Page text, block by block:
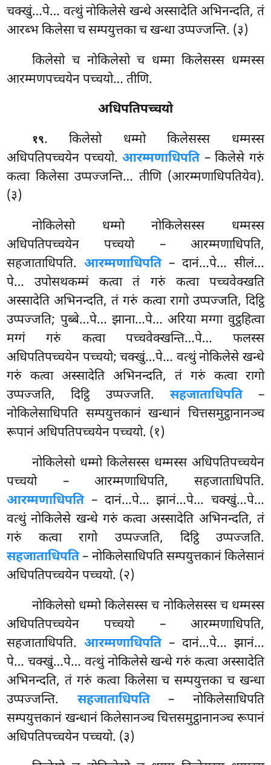
चक्खुं…पे… वत्थुं नोकिलेसे खन्धे अस्सादेति अभिनन्दति, तं
आरब्भ किलेसा च सम्पयुत्तका च खन्धा उप्पज्जन्ति. (३)
किलेसो च नोकिलेसो च धम्मा किलेसस्स धम्मस्स
आरम्मणपच्चयेन पच्चयो… तीणि.
अधिपतिपच्चयो
१९. किलेसो धम्मो किलेसस्स धम्मस्स
अधिपतिपच्चयेन पच्चयो.आरम्मणाधिपति– किलेसे गरुं
कत्वा किलेसा उप्पज्जन्ति… तीणि (आरम्मणाधिपतियेव).
(३)
नोकिलेसो धम्मो नोकिलेसस्स धम्मस्स
अधिपतिपच्चयेन पच्चयो – आरम्मणाधिपति,
सहजाताधिपति.आरम्मणाधिपति– दानं…पे… सीलं…
पे… उपोसथकम्मं कत्वा तं गरुं कत्वा पच्चवेक्खति
अस्सादेति अभिनन्दति, तं गरुं कत्वा रागो उप्पज्जति, दिट्ठि
उप्पज्जति; पुब्बे…पे… झाना…पे… अरिया मग्गा वुट्ठहित्वा
मग्गं गरुं कत्वा पच्चवेक्खन्ति…पे… फलस्स
अधिपतिपच्चयेन पच्चयो; चक्खुं…पे… वत्थुं नोकिलेसे खन्धे
गरुं कत्वा अस्सादेति अभिनन्दति, तं गरुं कत्वा रागो
उप्पज्जति, दिट्ठि उप्पज्जति. सहजाताधिपति–
नोकिलेसाधिपति सम्पयुत्तकानं खन्धानं चित्तसमुट्ठानानञ्च
रूपानं अधिपतिपच्चयेन पच्चयो. (१)
नोकिलेसो धम्मो किलेसस्स धम्मस्स अधिपतिपच्चयेन
पच्चयो – आरम्मणाधिपति, सहजाताधिपति.
आरम्मणाधिपति– दानं…पे… झानं…पे… चक्खुं…पे…
वत्थुं नोकिलेसे खन्धे गरुं कत्वा अस्सादेति अभिनन्दति, तं
गरुं कत्वा रागो उप्पज्जति, दिट्ठि उप्पज्जति.
सहजाताधिपति– नोकिलेसाधिपति सम्पयुत्तकानं किलेसानं
अधिपतिपच्चयेन पच्चयो. (२)
नोकिलेसो धम्मो किलेसस्स च नोकिलेसस्स च धम्मस्स
अधिपतिपच्चयेन पच्चयो – आरम्मणाधिपति,
सहजाताधिपति.आरम्मणाधिपति– दानं…पे… झानं…
पे… चक्खुं…पे… वत्थुं नोकिलेसे खन्धे गरुं कत्वा अस्सादेति
अभिनन्दति, तं गरुं कत्वा किलेसा च सम्पयुत्तका च खन्धा
उप्पज्जन्ति. सहजाताधिपति– नोकिलेसाधिपति
सम्पयुत्तकानं खन्धानं किलेसानञ्च चित्तसमुट्ठानानञ्च रूपानं
अधिपतिपच्चयेन पच्चयो. (३)